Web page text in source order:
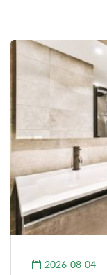
2026-08-04